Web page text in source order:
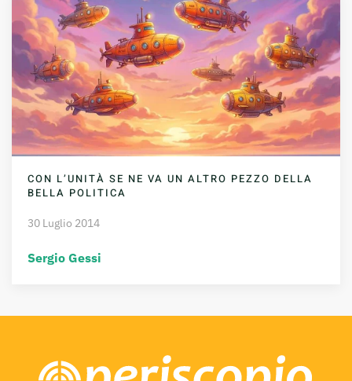
CON L’UNITÀ SE NE VA UN ALTRO PEZZO DELLA
BELLA POLITICA
30 Luglio 2014
Sergio Gessi